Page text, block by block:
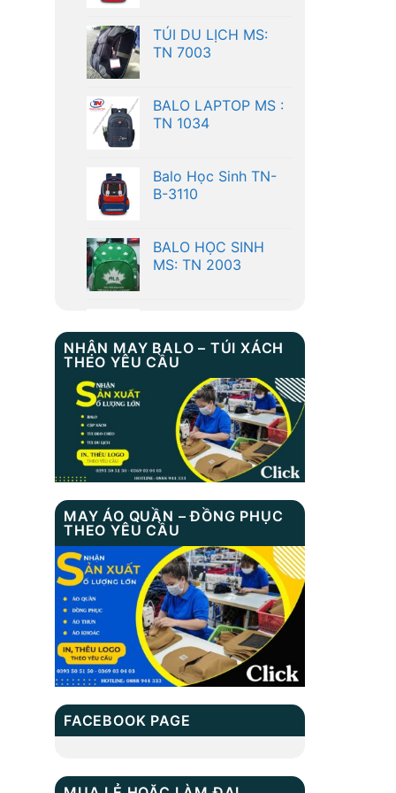
BALO LAPTOP MS :
Balo Học Sinh TN-
BALO HỌC SINH
Balo Học Sinh:TN-B-
NHẬN MAY BALO – TÚI XÁCH
THEO YÊU CẦU
MAY ÁO QUẦN – ĐỒNG PHỤC
THEO YÊU CẦU
FACEBOOK PAGE